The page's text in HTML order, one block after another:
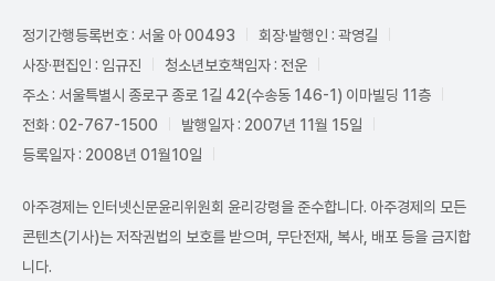
정기간행등록번호 : 서울 아 00493
회장·발행인 : 곽영길
사장·편집인 : 임규진
청소년보호책임자 : 전운
주소 : 서울특별시 종로구 종로 1길 42(수송동 146-1) 이마빌딩 11층
전화 : 02-767-1500
발행일자 : 2007년 11월 15일
등록일자 : 2008년 01월10일
아주경제는 인터넷신문윤리위원회 윤리강령을 준수합니다. 아주경제의 모든
콘텐츠(기사)는 저작권법의 보호를 받으며, 무단전재, 복사, 배포 등을 금지합
니다.